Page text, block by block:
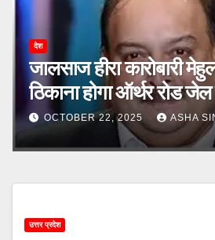
देश
जालसाज हीरा कारोबारी
ठिकाना होगा ऑर्थर रोड
OCTOBER 22, 2025 ASHA
उत्तर प्रदेश